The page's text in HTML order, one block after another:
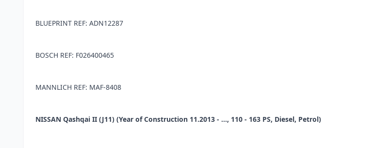
BLUEPRINT REF: ADN12287
BOSCH REF: F026400465
MANNLICH REF: MAF-8408
NISSAN Qashqai II (J11) (Year of Construction 11.2013 - ..., 110 - 163 PS, Diesel, Petrol)